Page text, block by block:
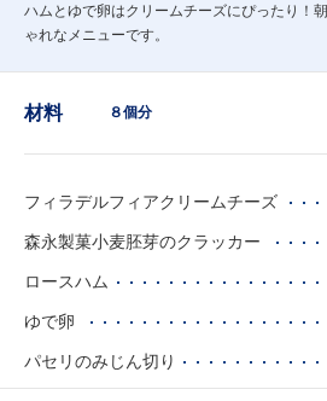
ハムとゆで卵はクリームチーズにぴったり！
ゃれなメニューです。
材料 ８個分
フィラデルフィアクリームチーズ
森永製菓小麦胚芽のクラッカー
ロースハム
ゆで卵
パセリのみじん切り